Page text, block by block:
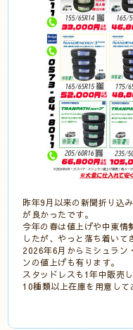
昨年9月以来の新聞折り込
が良かったです。
今年の春は値上げや中東情
したが、やっと落ち着いて
2026年6月からミシュラ
ンの値上げも有ります。
スタッドレスも1年中販売
10種類以上在庫を用意して